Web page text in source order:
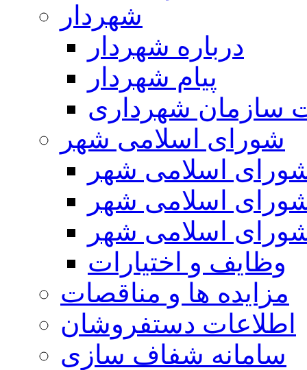
شهردار
درباره شهردار
پیام شهردار
سازمان شهرداری
شورای اسلامی شهر
اسلامی شهر
اسلامی شهر
اسلامی شهر
وظایف و اختیارات
مزایده ها و مناقصات
اطلاعات دستفروشان
سامانه شفاف سازی